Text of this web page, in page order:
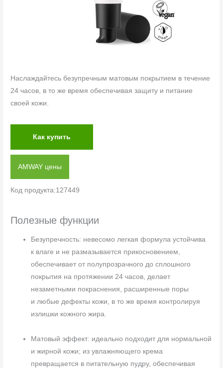
Наслаждайтесь безупречным матовым покрытием в течение
24 часов, в то же время обеспечивая защиту и питание
своей кожи.
Как купить
AMWAY цены
Код продукта:127449
Полезные функции
Безупречность: невесомо легкая формула устойчива
к влаге и не размазывается прикосновением,
обеспечивает от полупрозрачного до сплошного
покрытия на протяжении 24 часов, делает
незаметными покраснения, расширенные поры
и любые дефекты кожи, в то же время контролируя
излишки кожного жира.
Матовый эффект: идеально подходит для нормальной
и жирной кожи; из увлажняющего крема
превращается в питательную пудру, обеспечивая